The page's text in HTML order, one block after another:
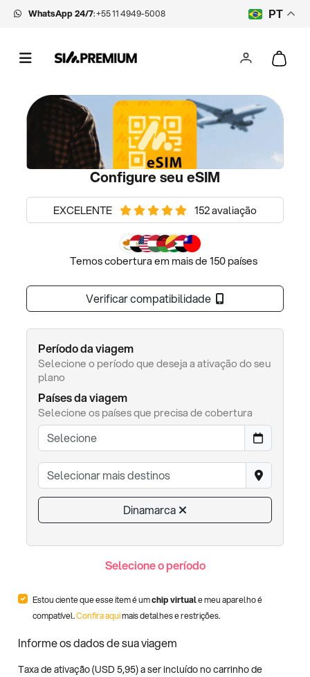
WhatsApp 24/7:+55 11 4949-5008 PT
Configure seu eSIM
EXCELENTE 152 avaliação
Temos cobertura em mais de 150 países
Verificar compatibilidade
Período da viagem
Selecione o período que deseja a ativação do seu
plano
Países da viagem
Selecione os países que precisa de cobertura
Dinamarca
Selecione o período
Estou ciente que esse item é umchip virtuale meu aparelho é
compatível.Confira aquimais detalhes e restrições.
Informe os dados de sua viagem
Taxa de ativação (USD5,95) a ser incluído no carrinho de